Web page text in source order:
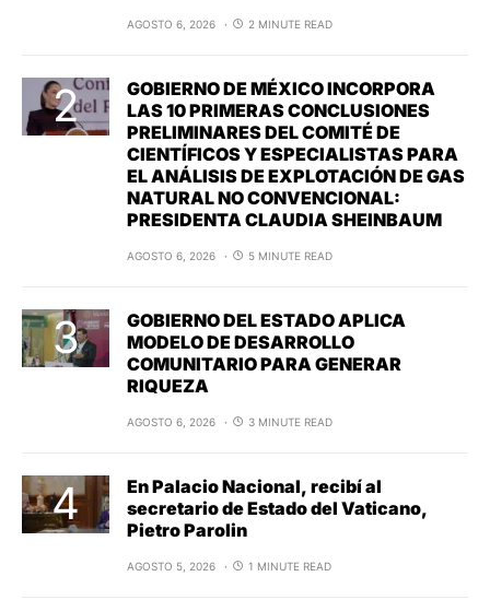
AGOSTO 6, 2026 2 MINUTE READ
GOBIERNO DE MÉXICO INCORPORA
LAS 10 PRIMERAS CONCLUSIONES
PRELIMINARES DEL COMITÉ DE
CIENTÍFICOS Y ESPECIALISTAS PARA
EL ANÁLISIS DE EXPLOTACIÓN DE GAS
NATURAL NO CONVENCIONAL:
PRESIDENTA CLAUDIA SHEINBAUM
AGOSTO 6, 2026 5 MINUTE READ
GOBIERNO DEL ESTADO APLICA
MODELO DE DESARROLLO
COMUNITARIO PARA GENERAR
RIQUEZA
AGOSTO 6, 2026 3 MINUTE READ
En Palacio Nacional, recibí al
secretario de Estado del Vaticano,
Pietro Parolin
AGOSTO 5, 2026 1 MINUTE READ